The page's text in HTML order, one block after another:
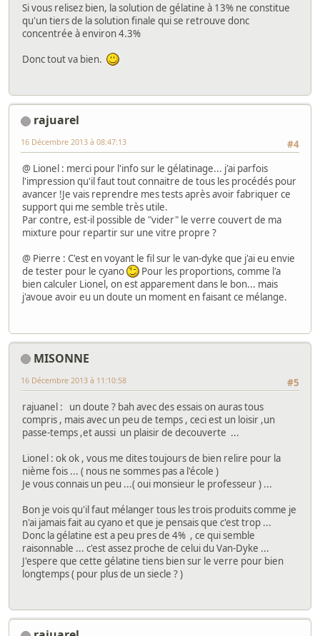
Si vous relisez bien, la solution de gélatine à 13% ne constitue
qu'un tiers de la solution finale qui se retrouve donc
concentrée à environ 4.3%
Donc tout va bien.
rajuarel
#4
16 Décembre 2013 à 08:47:13
@ Lionel : merci pour l'info sur le gélatinage... j'ai parfois
l'impression qu'il faut tout connaitre de tous les procédés pour
avancer !Je vais reprendre mes tests après avoir fabriquer ce
support qui me semble très utile.
Par contre, est-il possible de "vider" le verre couvert de ma
mixture pour repartir sur une vitre propre ?
@ Pierre : C'est en voyant le fil sur le van-dyke que j'ai eu envie
de tester pour le cyano
Pour les proportions, comme l'a
bien calculer Lionel, on est apparement dans le bon... mais
j'avoue avoir eu un doute un moment en faisant ce mélange.
MISONNE
#5
16 Décembre 2013 à 11:10:58
rajuanel : un doute ? bah avec des essais on auras tous
compris , mais avec un peu de temps , ceci est un loisir ,un
passe-temps ,et aussi un plaisir de decouverte ...
Lionel : ok ok , vous me dites toujours de bien relire pour la
nième fois ... ( nous ne sommes pas a l'école )
Je vous connais un peu ...( oui monsieur le professeur ) ...
Bon je vois qu'il faut mélanger tous les trois produits comme je
n'ai jamais fait au cyano et que je pensais que c'est trop ...
Donc la gélatine est a peu pres de 4% , ce qui semble
raisonnable ... c'est assez proche de celui du Van-Dyke ...
J'espere que cette gélatine tiens bien sur le verre pour bien
longtemps ( pour plus de un siecle ? )